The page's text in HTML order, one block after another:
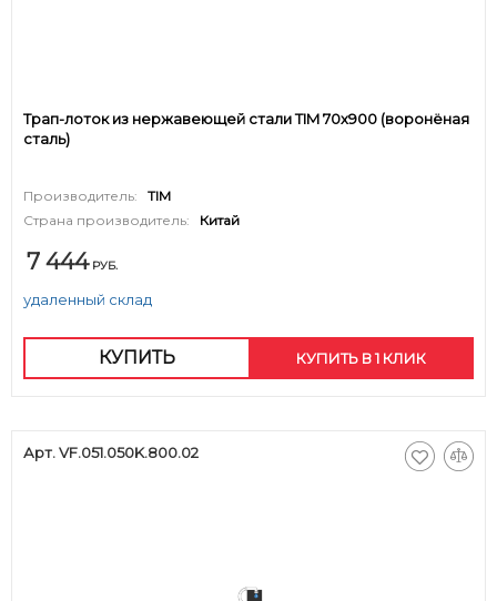
Трап-лоток из нержавеющей стали TIM 70х900 (воронёная
сталь)
Производитель:
TIM
Страна производитель:
Китай
7 444 РУБ.
удаленный склад
КУПИТЬ КУПИТЬ В 1 КЛИК
Арт. VF.051.050K.800.02